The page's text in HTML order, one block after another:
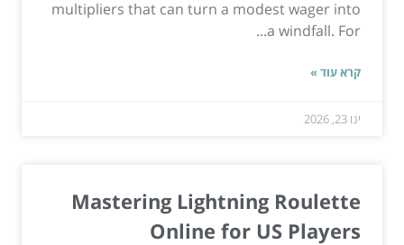
multipliers that can turn a modest wager into
a windfall. For...
קרא עוד »
ינו 23, 2026
Mastering Lightning Roulette
Online for US Players